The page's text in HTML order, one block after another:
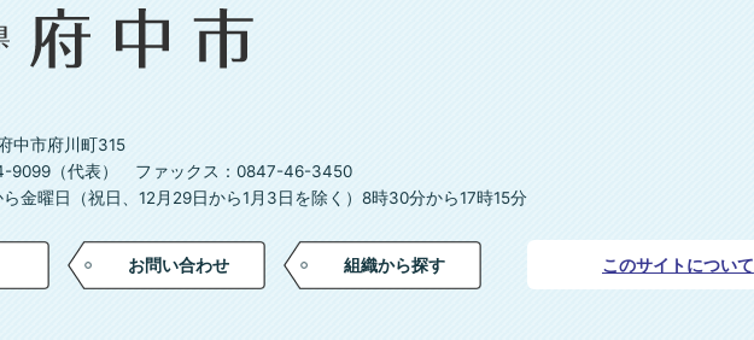
中市府川町315
9099（代表） ファックス：0847-46-3450
金曜日（祝日、12月29日から1月3日を除く）8時30分から17時15分
お問い合わせ 組織から探す このサイトについて